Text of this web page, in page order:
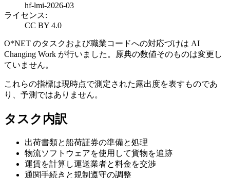
hf-lmi-2026-03
ライセンス:
CC BY 4.0
O*NET のタスクおよび職業コードへの対応づけは AI
Changing Work が行いました。原典の数値そのものは変更し
ていません。
これらの指標は現時点で測定された露出度を表すものであ
り、予測ではありません。
タスク内訳
出荷書類と船荷証券の準備と処理
物流ソフトウェアを使用して貨物を追跡
運賃を計算し運送業者と料金を交渉
通関手続きと規制遵守の調整